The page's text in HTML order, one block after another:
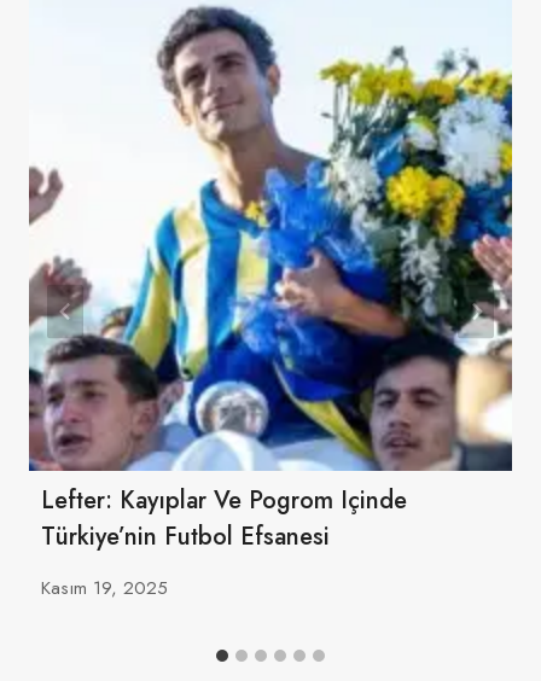
Lefter: Kayıplar Ve Pogrom Içinde
Türkiye’nin Futbol Efsanesi
Kasım 19, 2025